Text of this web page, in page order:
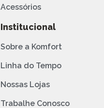
Acessórios
Institucional
Sobre a Komfort
Linha do Tempo
Nossas Lojas
Trabalhe Conosco